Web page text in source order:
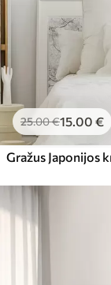
25.00€15.00 €